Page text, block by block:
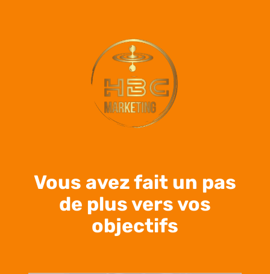
Vous avez fait un pas
de plus vers vos
objectifs